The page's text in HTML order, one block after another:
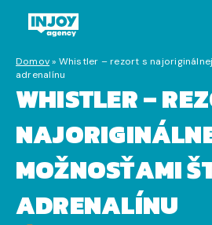
Domov» Whistler – rezort s
adrenalínu
WHISTLER –
MOŽNOSŤAMI
ADRENALÍNU